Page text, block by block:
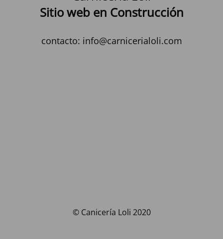
Sitio web en Construcción
contacto: info@carnicerialoli.com
© Canicería Loli 2020